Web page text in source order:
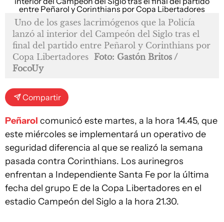
Uno de los gases lacrimógenos que la Policía
lanzó al interior del Campeón del Siglo tras el
final del partido entre Peñarol y Corinthians por
Copa Libertadores Foto: Gastón Britos /
FocoUy
Compartir
Peñarol comunicó este martes, a la hora 14.45, que
este miércoles se implementará un operativo de
seguridad diferencia al que se realizó la semana
pasada contra Corinthians. Los aurinegros
enfrentan a Independiente Santa Fe por la última
fecha del grupo E de la Copa Libertadores en el
estadio Campeón del Siglo a la hora 21.30.